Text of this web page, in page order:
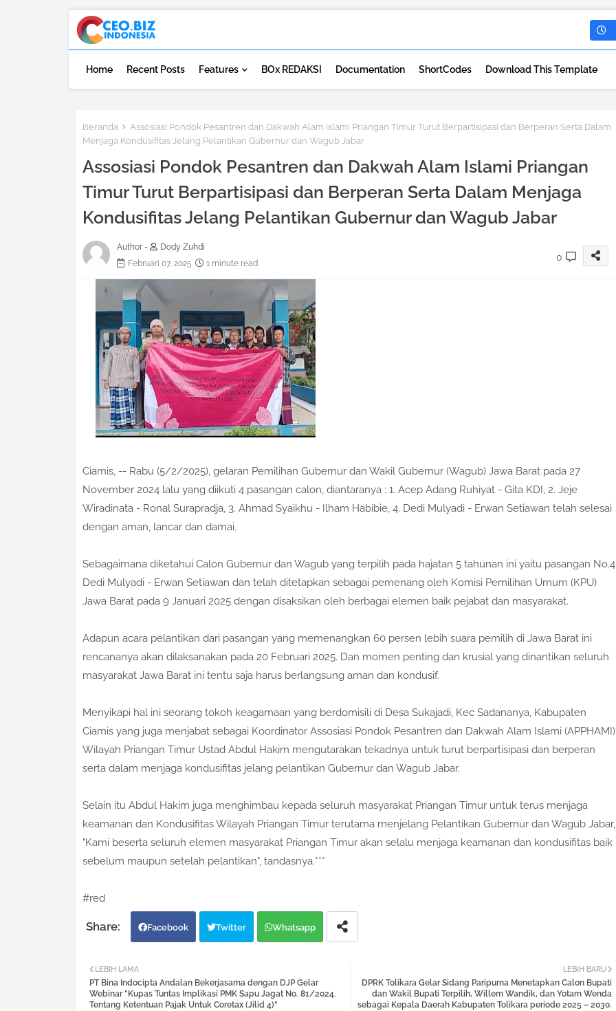
Home Recent Posts Features BOx REDAKSI Documentation ShortCodes Download This Template
Beranda
Assosiasi Pondok Pesantren dan Dakwah Alam Islami Priangan Timur Turut Berpartisipasi dan Berperan Serta Dalam
Menjaga Kondusifitas Jelang Pelantikan Gubernur dan Wagub Jabar
Assosiasi Pondok Pesantren dan Dakwah Alam Islami Priangan
Timur Turut Berpartisipasi dan Berperan Serta Dalam Menjaga
Kondusifitas Jelang Pelantikan Gubernur dan Wagub Jabar
Author -
Dody Zuhdi
Februari 07, 2025
1 minute read
0
Ciamis, -- Rabu (5/2/2025), gelaran Pemilihan Gubernur dan Wakil Gubernur (Wagub) Jawa Barat pada 27
November 2024 lalu yang diikuti 4 pasangan calon, diantaranya : 1. Acep Adang Ruhiyat - Gita KDI, 2. Jeje
Wiradinata - Ronal Surapradja, 3. Ahmad Syaikhu - Ilham Habibie, 4. Dedi Mulyadi - Erwan Setiawan telah selesai
dengan aman, lancar dan damai.
Sebagaimana diketahui Calon Gubernur dan Wagub yang terpilih pada hajatan 5 tahunan ini yaitu pasangan No.4
Dedi Mulyadi - Erwan Setiawan dan telah ditetapkan sebagai pemenang oleh Komisi Pemilihan Umum (KPU)
Jawa Barat pada 9 Januari 2025 dengan disaksikan oleh berbagai elemen baik pejabat dan masyarakat.
Adapun acara pelantikan dari pasangan yang memenangkan 60 persen lebih suara pemilih di Jawa Barat ini
rencananya akan dilaksanakan pada 20 Februari 2025. Dan momen penting dan krusial yang dinantikan seluruh
masyarakat Jawa Barat ini tentu saja harus berlangsung aman dan kondusif.
Menyikapi hal ini seorang tokoh keagamaan yang berdomisili di Desa Sukajadi, Kec Sadananya, Kabupaten
Ciamis yang juga menjabat sebagai Koordinator Assosiasi Pondok Pesantren dan Dakwah Alam Islami (APPHAMI)
Wilayah Priangan Timur Ustad Abdul Hakim mengutarakan tekadnya untuk turut berpartisipasi dan berperan
serta dalam menjaga kondusifitas jelang pelantikan Gubernur dan Wagub Jabar.
Selain itu Abdul Hakim juga menghimbau kepada seluruh masyarakat Priangan Timur untuk terus menjaga
keamanan dan Kondusifitas Wilayah Priangan Timur terutama menjelang Pelantikan Gubernur dan Wagub Jabar,
"Kami beserta seluruh elemen masyarakat Priangan Timur akan selalu menjaga keamanan dan kondusifitas baik
sebelum maupun setelah pelantikan", tandasnya.***
#red
Facebook Twitter Whatsapp
LEBIH BARU
DPRK Tolikara Gelar Sidang Paripurna Menetapkan Calon Bupati
dan Wakil Bupati Terpilih, Willem Wandik, dan Yotam Wenda
sebagai Kepala Daerah Kabupaten Tolikara periode 2025 – 2030.
LEBIH LAMA
PT Bina Indocipta Andalan Bekerjasama dengan DJP Gelar
Webinar ”Kupas Tuntas Implikasi PMK Sapu Jagat No. 81/2024.
Tentang Ketentuan Pajak Untuk Coretax (Jilid 4)"